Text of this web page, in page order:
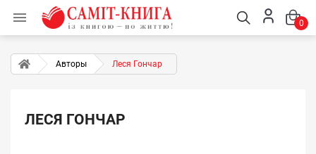
 0
Авторы Леся Гончар
ЛЕСЯ ГОНЧАР